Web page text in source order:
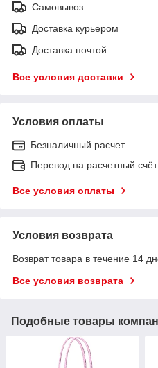
Самовывоз
Доставка курьером
Доставка почтой
Все условия доставки
Условия оплаты
Безналичный расчет
Перевод на расчетный
Все условия оплаты
Условия возврата
Возврат товара в течение 14
Все условия возврата
Подобные товары